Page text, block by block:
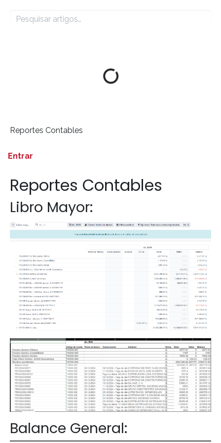
Reportes Contables
Entrar
Reportes Contables
Libro Mayor:
Balance General: